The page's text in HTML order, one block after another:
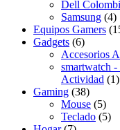
Dell
Samsung (4)
Equipos Gamers
Gadgets (6)
Accesorios
smartwatch
Actividad (1)
Gaming (38)
Mouse (5)
Teclado (5)